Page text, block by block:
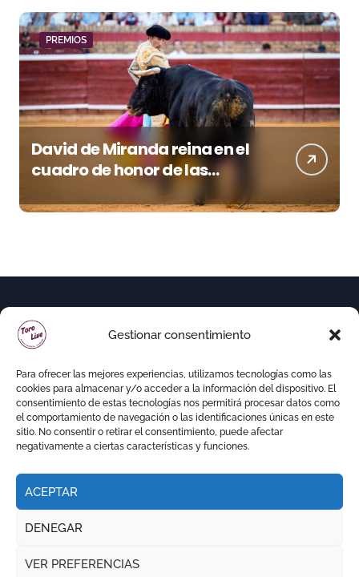
Gestionar consentimiento
Para ofrecer las mejores experiencias, utilizamos tecnologías como las
cookies para almacenar y/o acceder a la información del dispositivo. El
consentimiento de estas tecnologías nos permitirá procesar datos como
el comportamiento de navegación o las identificaciones únicas en este
sitio. No consentir o retirar el consentimiento, puede afectar
negativamente a ciertas características y funciones.
ACEPTAR
DENEGAR
VER PREFERENCIAS
PREMIOS
David de Miranda reina en el
cuadro de honor de las
Colombinas 2026
Copyright © Todos los derechos reservados